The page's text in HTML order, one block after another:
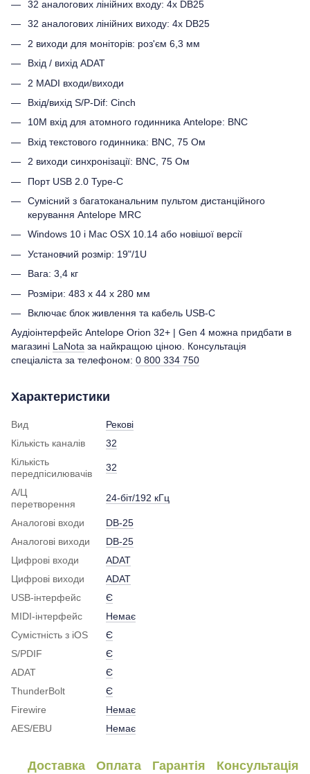
32 аналогових лінійних входу: 4x DB25
32 аналогових лінійних виходу: 4x DB25
2 виходи для моніторів: роз'єм 6,3 мм
Вхід / вихід ADAT
2 MADI входи/виходи
Вхід/вихід S/P-Dif: Cinch
10M вхід для атомного годинника Antelope: BNC
Вхід текстового годинника: BNC, 75 Ом
2 виходи синхронізації: BNC, 75 Ом
Порт USB 2.0 Type-C
Сумісний з багатоканальним пультом дистанційного
керування Antelope MRC
Windows 10 і Mac OSX 10.14 або новішої версії
Установчий розмір: 19"/1U
Вага: 3,4 кг
Розміри: 483 x 44 x 280 мм
Включає блок живлення та кабель USB-C
Аудіоінтерфейс Antelope Orion 32+ | Gen 4 можна придбати в
магазині LaNota за найкращою ціною. Консультація
спеціаліста за телефоном: 0 800 334 750
Характеристики
Вид
Рекові
Кількість каналів
32
Кількість
передпісилювачів
32
А/Ц
перетворення
24-біт/192 кГц
Аналогові входи
DB-25
Аналогові виходи
DB-25
Цифрові входи
ADAT
Цифрові виходи
ADAT
USB-інтерфейс
Є
MIDI-інтерфейс
Немає
Сумістність з iOS
Є
S/PDIF
Є
ADAT
Є
ThunderBolt
Є
Firewire
Немає
AES/EBU
Немає
Доставка Оплата Гарантія Консультація